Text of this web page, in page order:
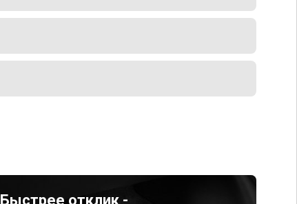
Быстрее отклик -